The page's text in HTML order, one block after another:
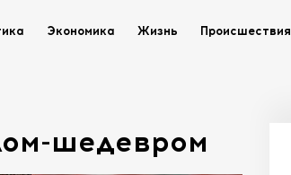
Экономика Жизнь Происшествия
шедевром